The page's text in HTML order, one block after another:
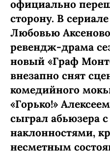
официально
сторону. В
Любовью
ревендж-­драма
новый «Граф
внезапно снят
комедийного
«Горько!»
сыграл абьюзера
наклонностями,
несметным